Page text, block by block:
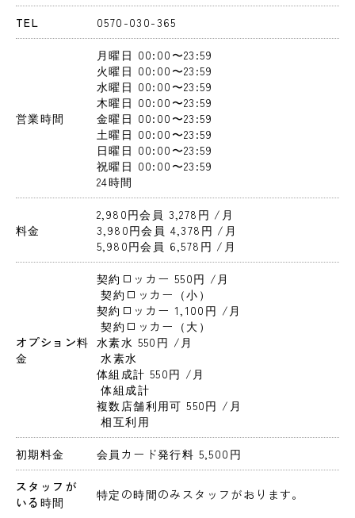
TEL 0570-030-365
営業時間
月曜日 00:00〜23:59
火曜日 00:00〜23:59
水曜日 00:00〜23:59
木曜日 00:00〜23:59
金曜日 00:00〜23:59
土曜日 00:00〜23:59
日曜日 00:00〜23:59
祝曜日 00:00〜23:59
24時間
料金
2,980円会員 3,278円 /月
3,980円会員 4,378円 /月
5,980円会員 6,578円 /月
オプション料
金
契約ロッカー 550円 /月
契約ロッカー（小）
契約ロッカー 1,100円 /月
契約ロッカー（大）
水素水 550円 /月
水素水
体組成計 550円 /月
体組成計
複数店舗利用可 550円 /月
相互利用
初期料金 会員カード発行料 5,500円
スタッフが
いる時間
特定の時間のみスタッフがおります。